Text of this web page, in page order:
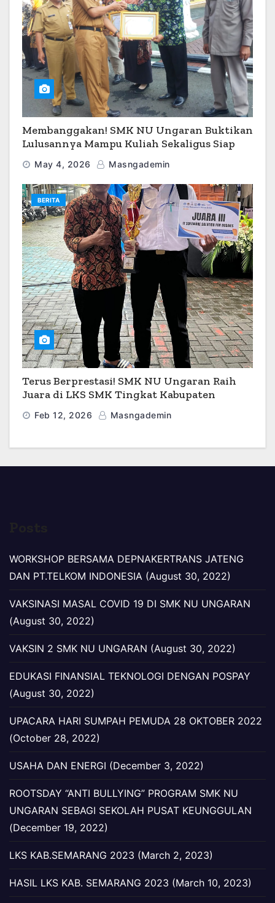
Membanggakan! SMK NU Ungaran Buktikan
Lulusannya Mampu Kuliah Sekaligus Siap
May 4, 2026 Masngademin
BERITA
Terus Berprestasi! SMK NU Ungaran Raih
Juara di LKS SMK Tingkat Kabupaten
Feb 12, 2026 Masngademin
WORKSHOP BERSAMA DEPNAKERTRANS JATENG
DAN PT.TELKOM INDONESIA (August 30, 2022)
VAKSINASI MASAL COVID 19 DI SMK NU UNGARAN
(August 30, 2022)
VAKSIN 2 SMK NU UNGARAN (August 30, 2022)
EDUKASI FINANSIAL TEKNOLOGI DENGAN POSPAY
(August 30, 2022)
UPACARA HARI SUMPAH PEMUDA 28 OKTOBER 2022
(October 28, 2022)
USAHA DAN ENERGI (December 3, 2022)
ROOTSDAY “ANTI BULLYING” PROGRAM SMK NU
UNGARAN SEBAGI SEKOLAH PUSAT KEUNGGULAN
(December 19, 2022)
LKS KAB.SEMARANG 2023 (March 2, 2023)
HASIL LKS KAB. SEMARANG 2023 (March 10, 2023)